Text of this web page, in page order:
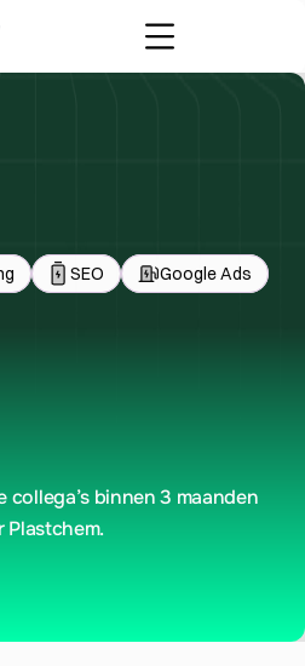
SEO Google Ads
collega’s binnen 3 maanden
Plastchem.